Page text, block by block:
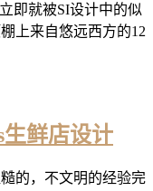
即就被SI设计中的似
上来自悠远西方的12
生鲜店设计
的，不文明的经验完